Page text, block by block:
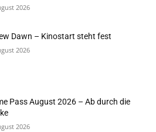
2026
Dawn – Kinostart steht fest
2026
Pass August 2026 – Ab durch die
2026